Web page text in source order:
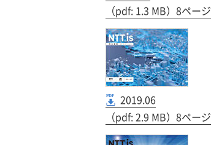
（pdf: 1.3 MB）8ページ
2019.06
（pdf: 2.9 MB）8ページ